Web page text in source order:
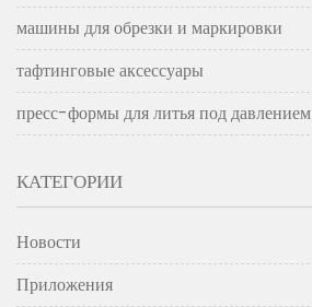
машины для обрезки и маркировки
тафтинговые аксессуары
пресс-формы для литья под давлением
КАТЕГОРИИ
Новости
Приложения